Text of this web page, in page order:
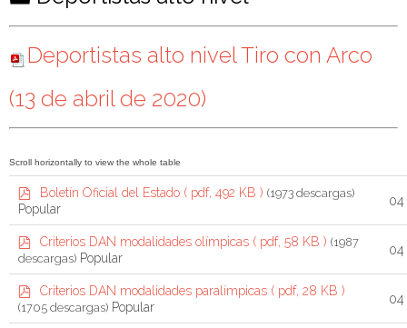
a
r
e
t
a
Deportistas alto nivel Tiro con Arco
(13 de abril de 2020)
d
f
Boletín Oficial del Estado ( pdf, 492 KB ) (1973 descargas)
Popular
04
p
d
f
Criterios DAN modalidades olímpicas ( pdf, 58 KB ) (1987
descargas) Popular
04
p
d
f
Criterios DAN modalidades paralímpicas ( pdf, 28 KB )
(1705 descargas) Popular
04